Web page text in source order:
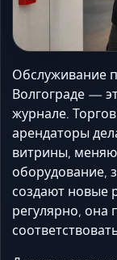
Обслуживание
Волгограде —
журнале.
арендаторы
витрины,
оборудование,
создают новые
регулярно, она